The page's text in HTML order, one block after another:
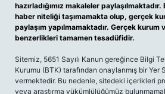
hazırladığımız makaleler
haber niteliği taşımamakta olup, gerçek
paylaşım yapılmamaktadır. Gerçek kurum
benzerlikleri tamamen tesadüfidir.
Sitemiz, 5651 Sayılı Kanun gereğince Bilgi
Kurumu (BTK) tarafından onaylanmış bir Yer
vermektedir. Bu nedenle, sitedeki içerikleri
veya araştırma yükümlülüğümüz